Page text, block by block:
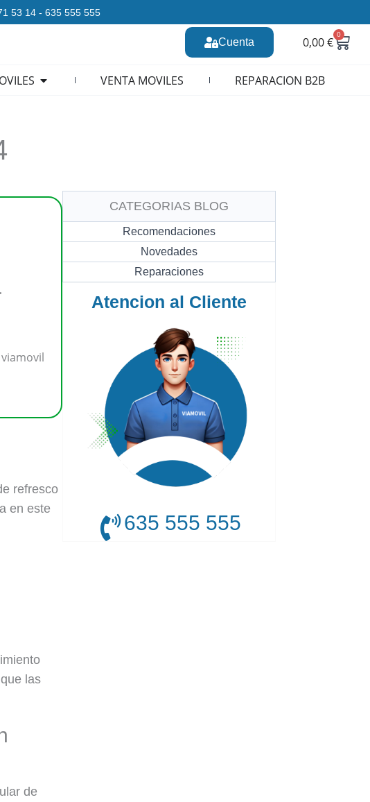
53 14 - 635 555 555
Cuenta 0,00€
0
Open CURSOS REPARACION MOVILES
VENTA MOVILES
REPARACION B2B
refresco
en este
las
de
CATEGORIAS BLOG
Recomendaciones
Novedades
Reparaciones
Atencion al Cliente
635 555 555